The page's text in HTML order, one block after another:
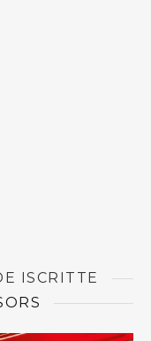
ISCRITTE